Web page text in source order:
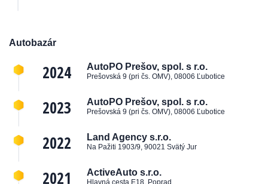
Autobazár
2024 AutoPO Prešov, spol. s r.o.
Prešovská 9 (pri čs. OMV), 08006 Ľubotice
2023 AutoPO Prešov, spol. s r.o.
Prešovská 9 (pri čs. OMV), 08006 Ľubotice
2022 Land Agency s.r.o.
Na Pažiti 1903/9, 90021 Svätý Jur
2021 ActiveAuto s.r.o.